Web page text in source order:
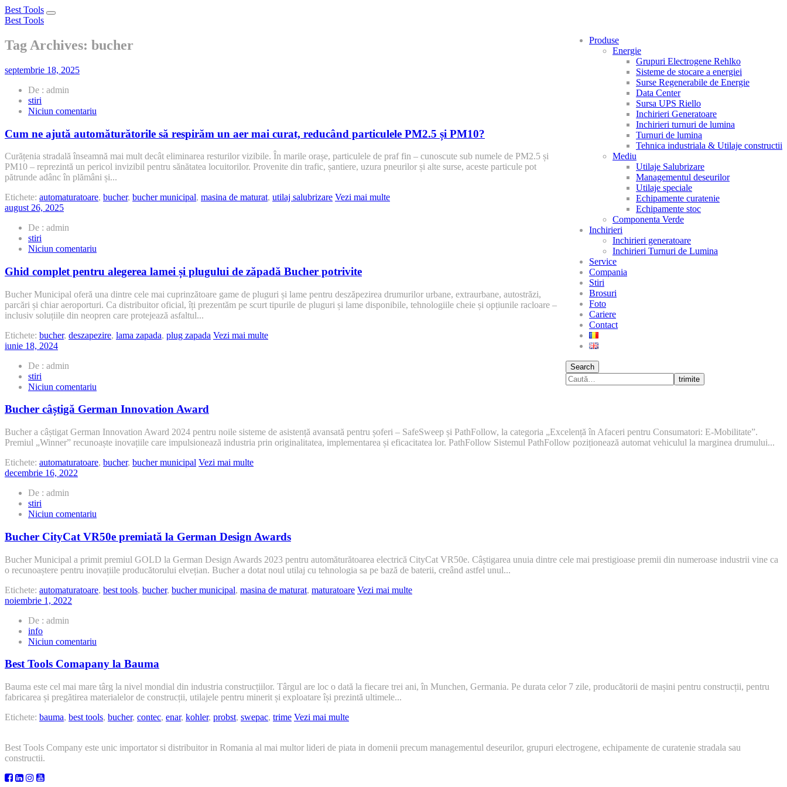
Best Tools
Toggle
Best Tools
Produse
Energie
Grupuri Electrogene Rehlko
Sisteme de stocare a energiei
Surse Regenerabile de Energie
Data Center
Sursa UPS Riello
Inchirieri Generatoare
Inchirieri turnuri de lumina
Turnuri de lumina
Tehnica industriala & Utilaje constructii
Mediu
Utilaje Salubrizare
Managementul deseurilor
Utilaje speciale
Echipamente curatenie
Echipamente stoc
Componenta Verde
Inchirieri
Inchirieri generatoare
Inchirieri Turnuri de Lumina
Service
Compania
Stiri
Brosuri
Foto
Cariere
Contact
Search
trimite
Tag Archives: bucher
septembrie 18, 2025
De : admin
stiri
Niciun comentariu
ne
ajută
automăturătorile
să
respirăm
aer
PM10?
Cum ne ajută automăturătorile să respirăm un aer mai curat, reducând particulele PM2.5 și PM10?
Curățenia stradală înseamnă mai mult decât eliminarea resturilor vizibile. În marile orașe, particulele de praf fin – cunoscute sub numele de PM2.5 și
PM10 – reprezintă un pericol invizibil pentru sănătatea locuitorilor. Provenite din trafic, șantiere, uzura pneurilor și alte surse, aceste particule pot
pătrunde adânc în plămâni și...
Etichete: automaturatoare, bucher, bucher municipal, masina de maturat, utilaj salubrizare Vezi mai multe
august 26, 2025
De : admin
stiri
Niciun comentariu
complet
pentru
alegerea
lamei
și
plugului
de
zăpadă
Ghid complet pentru alegerea lamei și plugului de zăpadă Bucher potrivite
Bucher Municipal oferă una dintre cele mai cuprinzătoare game de pluguri și lame pentru deszăpezirea drumurilor urbane, extraurbane, autostrăzi,
parcări și chiar aeroporturi. Ca distribuitor oficial, îți prezentăm pe scurt tipurile de pluguri și lame disponibile, tehnologiile cheie și opțiunile racloare –
inclusiv soluțiile din neopren care protejează asfaltul...
Etichete: bucher, deszapezire, lama zapada, plug zapada Vezi mai multe
iunie 18, 2024
De : admin
stiri
Niciun comentariu
câștigă
Innovation
Award
Bucher câștigă German Innovation Award
Bucher a câștigat German Innovation Award 2024 pentru noile sisteme de asistență avansată pentru șoferi – SafeSweep și PathFollow, la categoria „Excelență în Afaceri pentru Consumatori: E-Mobilitate”.
Premiul „Winner” recunoaște inovațiile care impulsionează industria prin originalitatea, implementarea și eficacitatea lor. PathFollow Sistemul PathFollow poziționează automat vehiculul la marginea drumului...
Etichete: automaturatoare, bucher, bucher municipal Vezi mai multe
decembrie 16, 2022
De : admin
stiri
Niciun comentariu
CityCat
VR50e
premiată
la
German
Design
Awards
Bucher CityCat VR50e premiată la German Design Awards
Bucher Municipal a primit premiul GOLD la German Design Awards 2023 pentru automăturătoarea electrică CityCat VR50e. Câștigarea unuia dintre cele mai prestigioase premii din numeroase industrii vine ca
o recunoaștere pentru inovațiile producătorului elvețian. Bucher a dotat noul utilaj cu tehnologia sa pe bază de baterii, creând astfel unul...
Etichete: automaturatoare, best tools, bucher, bucher municipal, masina de maturat, maturatoare Vezi mai multe
noiembrie 1, 2022
De : admin
info
Niciun comentariu
Tools
Comapany
la
Bauma
Best Tools Comapany la Bauma
Bauma este cel mai mare târg la nivel mondial din industria construcțiilor. Târgul are loc o dată la fiecare trei ani, în Munchen, Germania. Pe durata celor 7 zile, producătorii de mașini pentru construcții, pentru
fabricarea și pregătirea materialelor de construcții, utilajele pentru minerit și exploatare își prezintă ultimele...
Etichete: bauma, best tools, bucher, contec, enar, kohler, probst, swepac, trime Vezi mai multe
Best Tools Company este unic importator si distribuitor in Romania al mai multor lideri de piata in domenii precum managementul deseurilor, grupuri electrogene, echipamente de curatenie stradala sau
constructii.